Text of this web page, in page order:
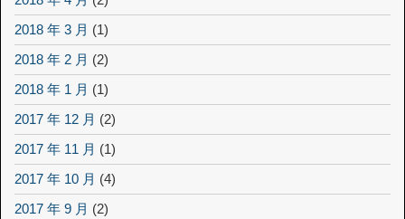
2018 年 3 月 (1)
2018 年 2 月 (2)
2018 年 1 月 (1)
2017 年 12 月 (2)
2017 年 11 月 (1)
2017 年 10 月 (4)
2017 年 9 月 (2)